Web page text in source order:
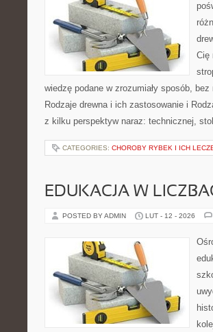
Cię
wiedzę podane w zrozumiały sposób,
Rodzaje drewna i ich zastosowanie i
z kilku perspektyw naraz: technicznej,
CATEGORIES: CHOROBY RYBEK I ICH
EDUKACJA W
POSTED BY ADMIN LUT - 12 - 2026